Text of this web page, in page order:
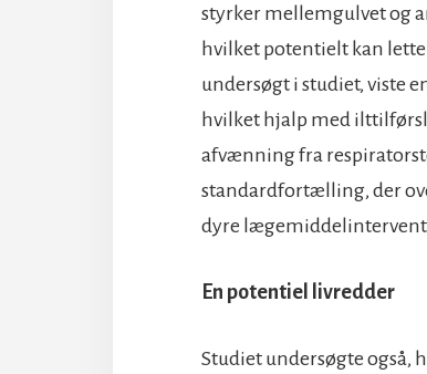
styrker mellemgulvet og
hvilket potentielt kan
undersøgt i studiet, viste
hvilket hjalp med
afvænning fra
standardfortælling, der
dyre
En potentiel livredder
Studiet undersøgte også,